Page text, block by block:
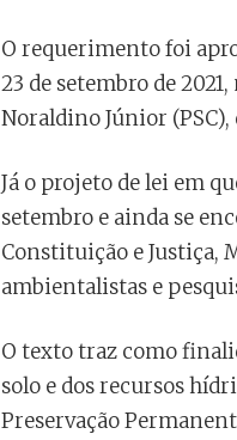
O requerimento foi
23 de setembro de
Noraldino Júnior
Já o projeto de lei em
setembro e ainda se
Constituição e Justiça,
ambientalistas e
O texto traz como
solo e dos recursos
Preservação